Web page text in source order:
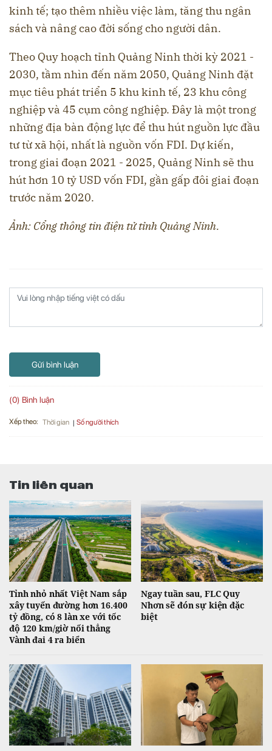
kinh tế; tạo thêm nhiều việc làm, tăng thu ngân
sách và nâng cao đời sống cho người dân.
Theo Quy hoạch tỉnh Quảng Ninh thời kỳ 2021 -
2030, tầm nhìn đến năm 2050, Quảng Ninh đặt
mục tiêu phát triển 5 khu kinh tế, 23 khu công
nghiệp và 45 cụm công nghiệp. Đây là một trong
những địa bàn động lực để thu hút nguồn lực đầu
tư từ xã hội, nhất là nguồn vốn FDI. Dự kiến,
trong giai đoạn 2021 - 2025, Quảng Ninh sẽ thu
hút hơn 10 tỷ USD vốn FDI, gần gấp đôi giai đoạn
trước năm 2020.
Ảnh: Cổng thông tin điện tử tỉnh Quảng Ninh.
Gửi bình luận
(0) Bình luận
Xếp theo: Thời gian Số người thích
Tin liên quan
Tỉnh nhỏ nhất Việt Nam sắp
xây tuyến đường hơn 16.400
tỷ đồng, có 8 làn xe với tốc
độ 120 km/giờ nối thẳng
Vành đai 4 ra biển
Ngay tuần sau, FLC Quy
Nhơn sẽ đón sự kiện đặc
biệt